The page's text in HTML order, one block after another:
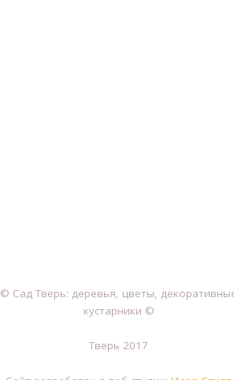
© Сад Тверь: деревья, цветы,
кустарники ©
Тверь 2017